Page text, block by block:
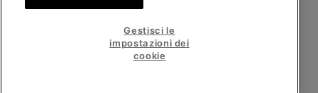
Public CBCR
Servizio clienti: Lun. - Ven. 9:00 - 13:00 & 14:00 - 18:00
Gestisci le
impostazioni dei
cookie